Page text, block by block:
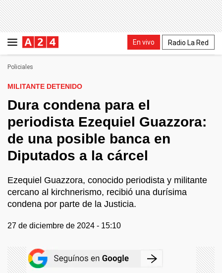
En vivo Radio La Red
Policiales
MILITANTE DETENIDO
Dura condena para el
periodista Ezequiel Guazzora:
de una posible banca en
Diputados a la cárcel
Ezequiel Guazzora, conocido periodista y militante
cercano al kirchnerismo, recibió una durísima
condena por parte de la Justicia.
27 de diciembre de 2024 - 15:10